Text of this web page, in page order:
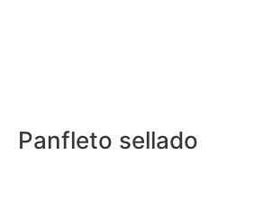
Panfleto sellado